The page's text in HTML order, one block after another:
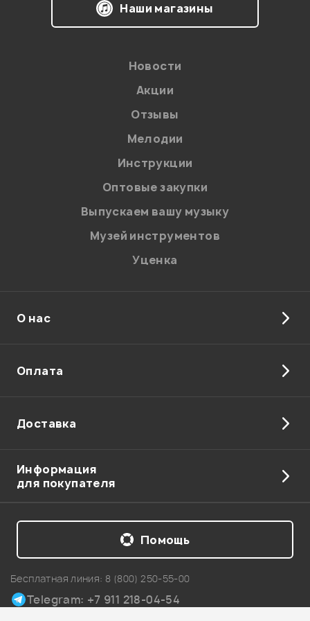
на обработку персональных данных в
Политикой в отношении обработки
персональных данных.
Введите проверочное число:
Отправить
Наши магазины
Новости
Акции
Отзывы
Мелодии
Инструкции
Оптовые закупки
Выпускаем вашу музыку
Музей инструментов
Уценка
О нас
Оплата
Доставка
Информация
для покупателя
Бесплатная линия: 8 (800) 250-55-00
Telegram: +7 911 218-04-54
Помощь